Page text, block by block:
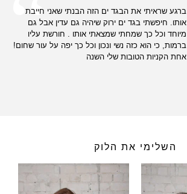
ברגע שראיתי את הבגד ים הזה הבנתי שאני חייבת
אותו. חיפשתי בגד ים ירוק שיהיה גם עדין אבל גם
מיוחד וכל כך שמחתי שמצאתי אותו . חורשת עליו
ברמות, כי הוא כזה נשי ונכון וכל כך יפה על עור שחום!
אחת הקניות הטובות שלי השנה
השלימי את הלוק